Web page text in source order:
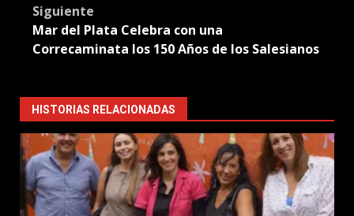
Siguiente
Mar del Plata Celebra con una
Correcaminata los 150 Años de los Salesianos
HISTORIAS RELACIONADAS